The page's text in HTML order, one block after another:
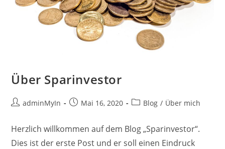
Über Sparinvestor
Beitrags-
adminMyIn
BeitragMai 16, 2020
Beitrags-
Blog / Über mich
Herzlich willkommen auf dem Blog „Sparinvestor“.
Dies ist der erste Post und er soll einen Eindruck